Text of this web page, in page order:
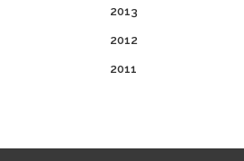
2013
2012
2011